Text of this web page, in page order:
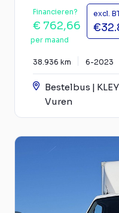
Financieren?
€ 762,66
per maand
excl.
38.936 km 6-2023
Bestelbus |
Vuren